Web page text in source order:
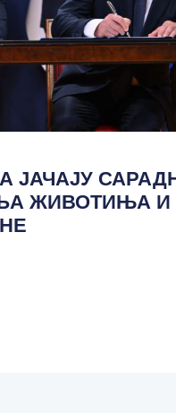
ЈАЧАЈУ
ЖИВОТИЊА И